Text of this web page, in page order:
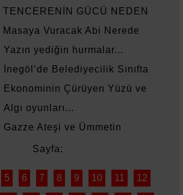
TENCERENİN GÜCÜ NEDEN
Masaya Vuracak Abi Nerede
Yazın yediğin hurmalar...
İnegöl’de Belediyecilik Sınıfta
Ekonominin Çürüyen Yüzü ve
Algı oyunları...
Gazze Ateşi ve Ümmetin
Sayfa:
5 6 7 8 9 10 11 12